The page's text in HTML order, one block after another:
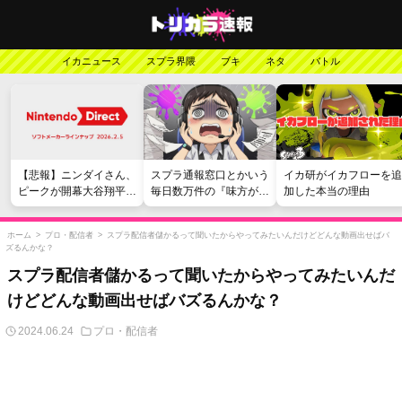
イカニュース スプラ界隈 ブキ ネタ バトル
【悲報】ニンダイさん、
ピークが開幕大谷翔平の
がっかりダイレクトだっ
たと言われてしまう
スプラ通報窓口とかいう
毎日数万件の『味方が弱
い』愚痴を読まされる苦
行
イカ研がイカフローを追
加した本当の理由
ホーム > プロ・配信者 > スプラ配信者儲かるって聞いたからやってみたいんだけどどんな動画出せばバ
ズるんかな？
スプラ配信者儲かるって聞いたからやってみたいんだ
けどどんな動画出せばバズるんかな？
2024.06.24 プロ・配信者